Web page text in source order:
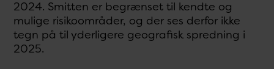
2024. Smitten er begrænset til kendte og
mulige risikoområder, og der ses derfor ikke
tegn på til yderligere geografisk spredning i
2025.